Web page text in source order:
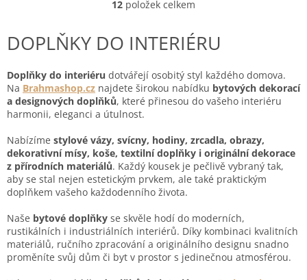
O
l
á
a
c
í
v
k
y
v
ý
i
s
u
12 položek celkem
DOPLŇKY DO INTERIÉRU
Doplňky do interiéru dotvářejí osobitý styl každého domova.
Na Brahmashop.cz najdete širokou nabídku bytových dekorací
a designových doplňků, které přinesou do vašeho interiéru
harmonii, eleganci a útulnost.
Nabízíme stylové vázy, svícny, hodiny, zrcadla, obrazy,
dekorativní mísy, koše, textilní doplňky i originální dekorace
z přírodních materiálů. Každý kousek je pečlivě vybraný tak,
aby se stal nejen estetickým prvkem, ale také praktickým
doplňkem vašeho každodenního života.
Naše bytové doplňky se skvěle hodí do moderních,
rustikálních i industriálních interiérů. Díky kombinaci kvalitních
materiálů, ručního zpracování a originálního designu snadno
proměníte svůj dům či byt v prostor s jedinečnou atmosférou.